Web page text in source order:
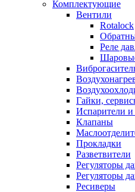
Комплектующие
Вентили
Rotalock
Реле
Гайки,
Испарители и
Клапаны
Прокладки
Разветвители
Регуляторы
Регуляторы
Ресиверы